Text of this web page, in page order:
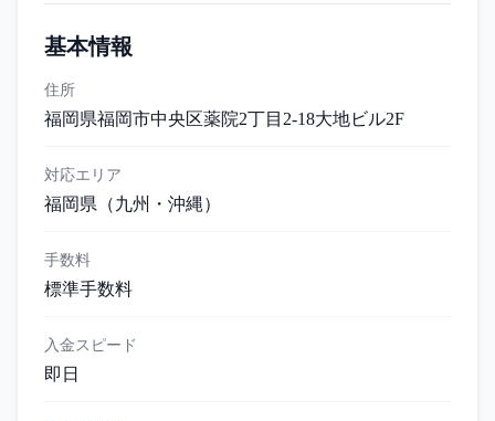
基本情報
住所
福岡県福岡市中央区薬院2丁目2-18大地ビル2F
対応エリア
福岡県 （九州・沖縄）
手数料
標準手数料
入金スピード
即日